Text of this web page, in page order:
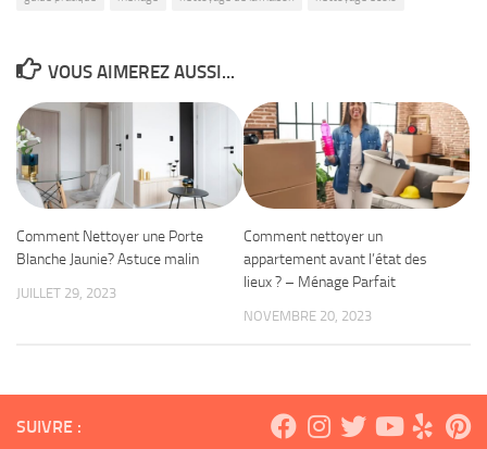
VOUS AIMEREZ AUSSI...
Comment Nettoyer une Porte
Blanche Jaunie? Astuce malin
JUILLET 29, 2023
Comment nettoyer un
appartement avant l’état des
lieux ? – Ménage Parfait
NOVEMBRE 20, 2023
SUIVRE :